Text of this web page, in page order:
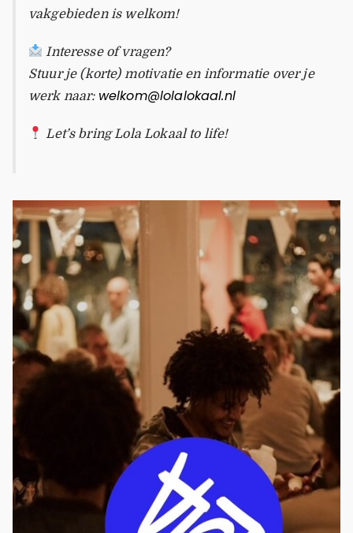
vakgebieden is welkom!
Interesse of vragen?
Stuur je (korte) motivatie en informatie over je
werk naar: welkom@lolalokaal.nl
Let’s bring Lola Lokaal to life!